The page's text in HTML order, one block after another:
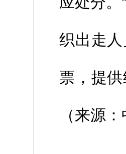
织出走
票，提
（来源